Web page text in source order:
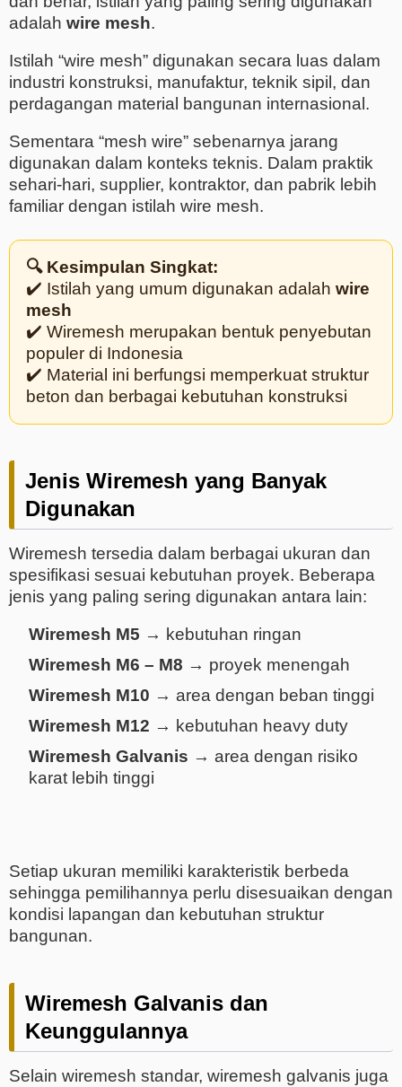
adalah wire mesh.
Istilah “wire mesh” digunakan secara luas dalam
industri konstruksi, manufaktur, teknik sipil, dan
perdagangan material bangunan internasional.
Sementara “mesh wire” sebenarnya jarang
digunakan dalam konteks teknis. Dalam praktik
sehari-hari, supplier, kontraktor, dan pabrik lebih
familiar dengan istilah wire mesh.
🔍 Kesimpulan Singkat:
✔️ Istilah yang umum digunakan adalah wire
mesh
✔️ Wiremesh merupakan bentuk penyebutan
populer di Indonesia
✔️ Material ini berfungsi memperkuat struktur
beton dan berbagai kebutuhan konstruksi
Jenis Wiremesh yang Banyak
Digunakan
Wiremesh tersedia dalam berbagai ukuran dan
spesifikasi sesuai kebutuhan proyek. Beberapa
jenis yang paling sering digunakan antara lain:
Wiremesh M5 → kebutuhan ringan
Wiremesh M6 – M8 → proyek menengah
Wiremesh M10 → area dengan beban tinggi
Wiremesh M12 → kebutuhan heavy duty
Wiremesh Galvanis → area dengan risiko
karat lebih tinggi
Setiap ukuran memiliki karakteristik berbeda
sehingga pemilihannya perlu disesuaikan dengan
kondisi lapangan dan kebutuhan struktur
bangunan.
Wiremesh Galvanis dan
Keunggulannya
Selain wiremesh standar, wiremesh galvanis juga